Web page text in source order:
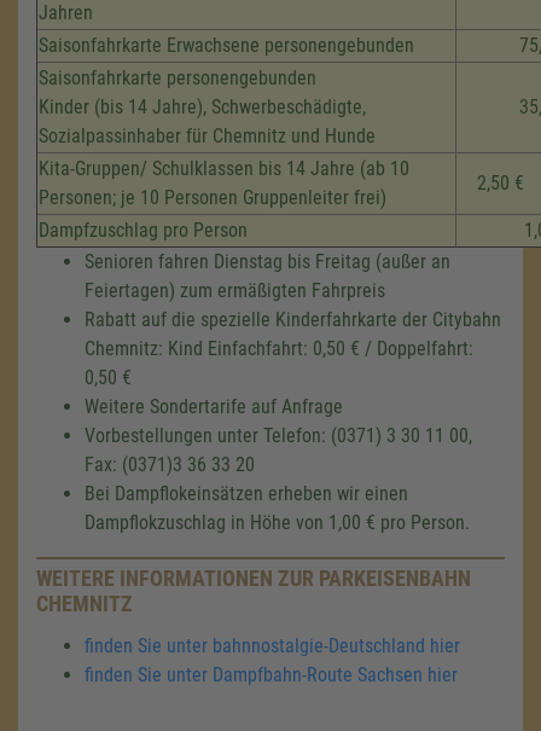
Jahren
Saisonfahrkarte Erwachsene personengebunden
Saisonfahrkarte personengebunden
Kinder (bis 14 Jahre), Schwerbeschädigte,
Sozialpassinhaber für Chemnitz und Hunde
Kita-Gruppen/ Schulklassen bis 14 Jahre (ab 10
Personen; je 10 Personen Gruppenleiter frei)
2,50 €
Dampfzuschlag pro Person
Senioren fahren Dienstag bis Freitag (außer an
Feiertagen) zum ermäßigten Fahrpreis
Rabatt auf die spezielle Kinderfahrkarte der Citybahn
Chemnitz: Kind Einfachfahrt: 0,50 € / Doppelfahrt:
0,50 €
Weitere Sondertarife auf Anfrage
Vorbestellungen unter Telefon: (0371) 3 30 11 00,
Fax: (0371)3 36 33 20
Bei Dampflokeinsätzen erheben wir einen
Dampflokzuschlag in Höhe von 1,00 € pro Person.
WEITERE INFORMATIONEN ZUR PARKEISENBAHN
CHEMNITZ
finden Sie unter bahnnostalgie-Deutschland hier
finden Sie unter Dampfbahn-Route Sachsen hier